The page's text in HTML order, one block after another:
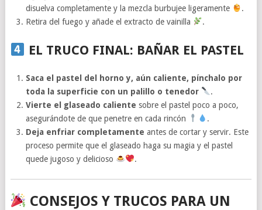
disuelva completamente y la mezcla burbujee ligeramente
.
Retira del fuego y añade el extracto de vainilla
.
EL TRUCO FINAL: BAÑAR EL PASTEL
Saca el pastel del horno y, aún caliente, pínchalo por
toda la superficie con un palillo o tenedor
.
Vierte el glaseado caliente sobre el pastel poco a poco,
asegurándote de que penetre en cada rincón
.
Deja enfriar completamente antes de cortar y servir. Este
proceso permite que el glaseado haga su magia y el pastel
quede jugoso y delicioso
.
CONSEJOS Y TRUCOS PARA UN